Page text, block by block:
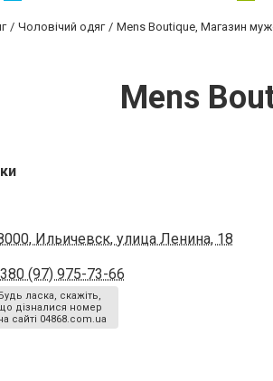
Чоловічий одяг Mens Boutique, Магазин
Mens
Ильичевск, улица Ленина, 18
(97) 975-73-66
ласка, скажіть,
дізналися номер
сайті 04868.com.ua